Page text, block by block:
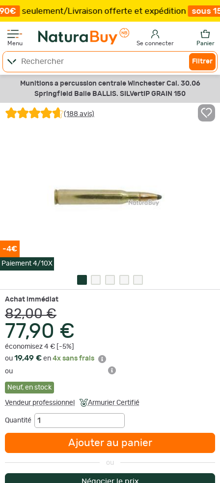
/Livraison offerte et expédition sous 15 jours /
Menu Se connecter Panier
Filtrer
Munitions a percussion centrale Winchester Cal. 30.06
Springfield Balle BALLIS. SILVertIP GRAIN 150
(188 avis)
-4€
Paiement 4/10X
Achat immédiat
82,00 €
77,90 €
économisez 4 € [-5%]
ou 19,49 € en 4x sans frais
ou
Neuf, en stock
Vendeur professionnel Armurier Certifié
Quantité
Ajouter au panier
ou
Négocier le prix